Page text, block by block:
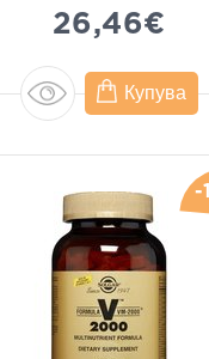
26,46€
Купува
-